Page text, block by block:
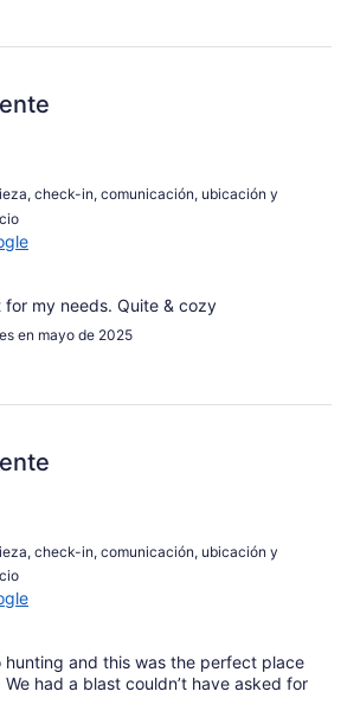
check-in, comunicación, ubicación y
my needs. Quite & cozy
en mayo de 2025
check-in, comunicación, ubicación y
hunting and this was the perfect place
had a blast couldn’t have asked for